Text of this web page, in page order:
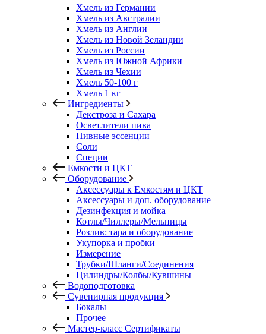
Хмель из Германии
Хмель из Австралии
Хмель из Англии
Хмель из Новой Зеландии
Хмель из России
Хмель из Южной Африки
Хмель из Чехии
Хмель 50-100 г
Хмель 1 кг
Ингредиенты
Декстроза и Сахара
Осветлители пива
Пивные эссенции
Соли
Специи
Емкости и ЦКТ
Оборудование
Аксессуары к Емкостям и ЦКТ
Аксессуары и доп. оборудование
Дезинфекция и мойка
Котлы/Чиллеры/Мельницы
Розлив: тара и оборудование
Укупорка и пробки
Измерение
Трубки/Шланги/Соединения
Цилиндры/Колбы/Кувшины
Водоподготовка
Сувенирная продукция
Бокалы
Прочее
Мастер-класс Сертификаты